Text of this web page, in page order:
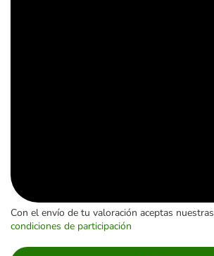
Con el envío de tu valoración aceptas nuestras
condiciones de participación